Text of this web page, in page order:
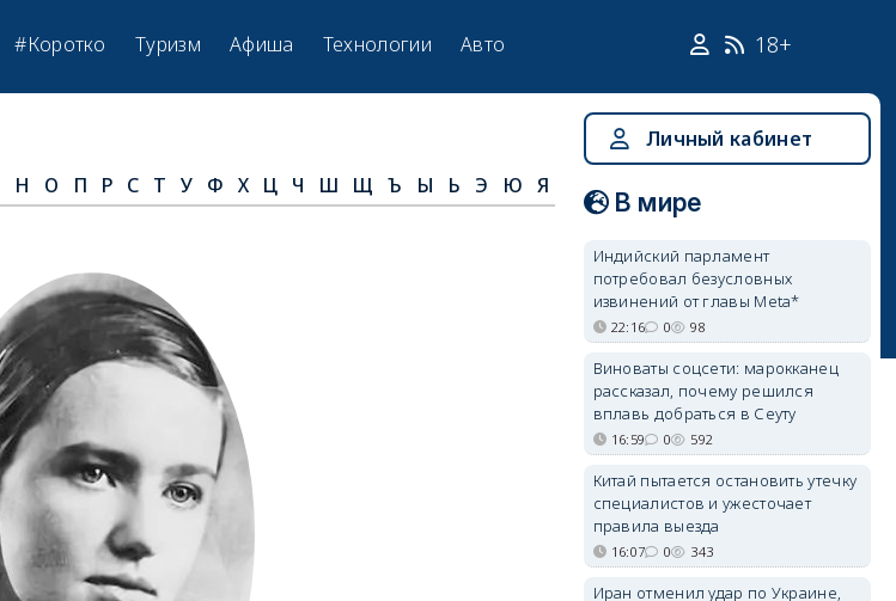
#Коротко Туризм Афиша Технологии Авто 18+
Н О П Р С Т У Ф Х Ц Ч Ш Щ Ъ Ы Ь Э Ю Я
Личный кабинет
В мире
Индийский парламент
потребовал безусловных
извинений от главы Meta*
22:16 0 98
Виноваты соцсети: марокканец
рассказал, почему решился
вплавь добраться в Сеуту
16:59 0 592
Китай пытается остановить утечку
специалистов и ужесточает
правила выезда
16:07 0 343
Иран отменил удар по Украине,